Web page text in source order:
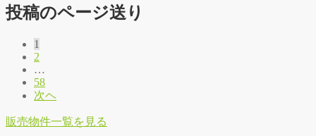
投稿のページ送り
1
2
…
58
次ヘ
販売物件一覧を 見る